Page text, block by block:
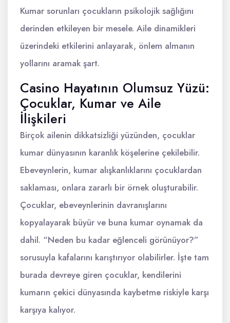
Kumar sorunları çocukların psikolojik sağlığını
derinden etkileyen bir mesele. Aile dinamikleri
üzerindeki etkilerini anlayarak, önlem almanın
yollarını aramak şart.
Casino Hayatının Olumsuz Yüzü:
Çocuklar, Kumar ve Aile
İlişkileri
Birçok ailenin dikkatsizliği yüzünden, çocuklar
kumar dünyasının karanlık köşelerine çekilebilir.
Ebeveynlerin, kumar alışkanlıklarını çocuklardan
saklaması, onlara zararlı bir örnek oluşturabilir.
Çocuklar, ebeveynlerinin davranışlarını
kopyalayarak büyür ve buna kumar oynamak da
dahil. “Neden bu kadar eğlenceli görünüyor?”
sorusuyla kafalarını karıştırıyor olabilirler. İşte tam
burada devreye giren çocuklar, kendilerini
kumarın çekici dünyasında kaybetme riskiyle karşı
karşıya kalıyor.